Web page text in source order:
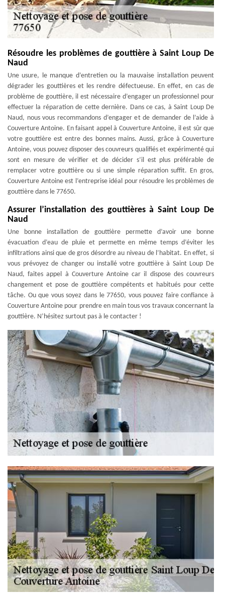
Résoudre les problèmes de gouttière à Saint Loup De
Naud
Une usure, le manque d’entretien ou la mauvaise installation peuvent
dégrader les gouttières et les rendre défectueuse. En effet, en cas de
problème de gouttière, il est nécessaire d’engager un professionnel pour
effectuer la réparation de cette dernière. Dans ce cas, à Saint Loup De
Naud, nous vous recommandons d’engager et de demander de l’aide à
Couverture Antoine. En faisant appel à Couverture Antoine, il est sûr que
votre gouttière est entre des bonnes mains. Aussi, grâce à Couverture
Antoine, vous pouvez disposer des couvreurs qualifiés et expérimenté qui
sont en mesure de vérifier et de décider s’il est plus préférable de
remplacer votre gouttière ou si une simple réparation suffit. En gros,
Couverture Antoine est l’entreprise idéal pour résoudre les problèmes de
gouttière dans le 77650.
Assurer l’installation des gouttières à Saint Loup De
Naud
Une bonne installation de gouttière permette d’avoir une bonne
évacuation d’eau de pluie et permette en même temps d’éviter les
infiltrations ainsi que de gros désordre au niveau de l’habitat. En effet, si
vous prévoyez de changer ou installé votre gouttière à Saint Loup De
Naud, faites appel à Couverture Antoine car il dispose des couvreurs
changement et pose de gouttière compétents et habitués pour cette
tâche. Ou que vous soyez dans le 77650, vous pouvez faire confiance à
Couverture Antoine pour prendre en main tous vos travaux concernant la
gouttière. N’hésitez surtout pas à le contacter !